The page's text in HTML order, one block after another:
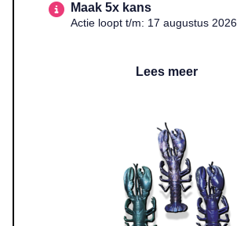
Maak 5x kans
Actie loopt t/m: 17 augustus 2026
Lees meer